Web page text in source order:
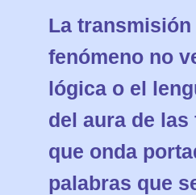
La
fenómeno no
lógica o el
del aura de
que onda
palabras que